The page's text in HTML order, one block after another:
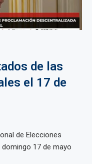
de las
el 17 de
de Elecciones
domingo 17 de mayo